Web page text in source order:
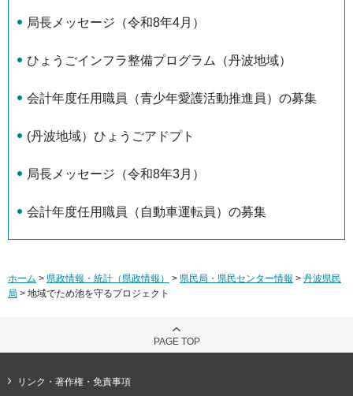
局長メッセージ（令和8年4月）
ひょうごインフラ整備プログラム（丹波地域）
会計年度任用職員（青少年愛護活動推進員）の募集
(丹波地域）ひょうごアドプト
局長メッセージ（令和8年3月）
会計年度任用職員（自動車運転員）の募集
ホーム > 県政情報・統計（県政情報） > 県民局・県民センター情報 > 丹波県民
局 > 地域でため池を守るプロジェクト
PAGE TOP
リンク・著作権・免責事項